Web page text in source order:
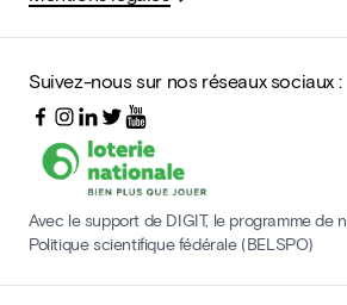
Suivez-nous sur nos réseaux sociaux :
Avec le support de DIGIT, le programme de
Politique scientifique fédérale (BELSPO)